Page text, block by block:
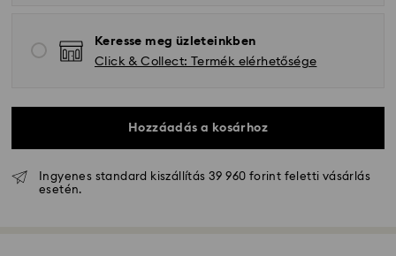
Keresse meg üzleteinkben
Click & Collect: Termék elérhetősége
Hozzáadás a kosárhoz
Ingyenes standard kiszállítás 39 960 forint feletti vásárlás
esetén.